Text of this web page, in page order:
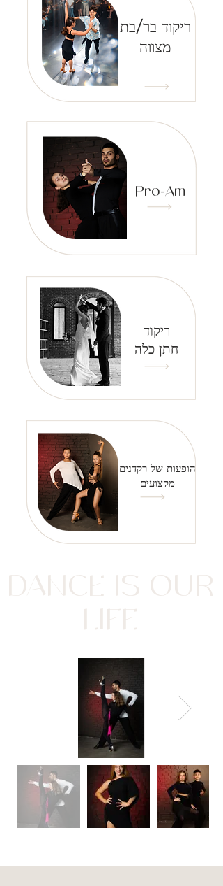
ריקוד בר/בת
מצווה
Pro-Am
ריקוד
חתן כלה
הופעות של רקדנים
מקצועים
DANCE IS OUR
LIFE